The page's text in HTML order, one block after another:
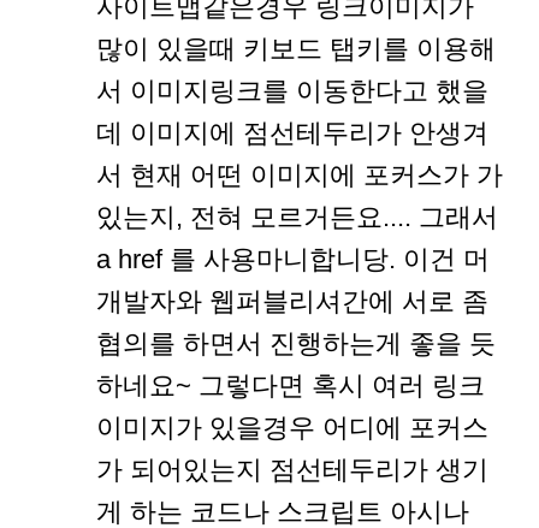
사이트맵같은경우 링크이미지가
많이 있을때 키보드 탭키를 이용해
서 이미지링크를 이동한다고 했을
데 이미지에 점선테두리가 안생겨
서 현재 어떤 이미지에 포커스가 가
있는지, 전혀 모르거든요.... 그래서
a href 를 사용마니합니당. 이건 머
개발자와 웹퍼블리셔간에 서로 좀
협의를 하면서 진행하는게 좋을 듯
하네요~ 그렇다면 혹시 여러 링크
이미지가 있을경우 어디에 포커스
가 되어있는지 점선테두리가 생기
게 하는 코드나 스크립트 아시나